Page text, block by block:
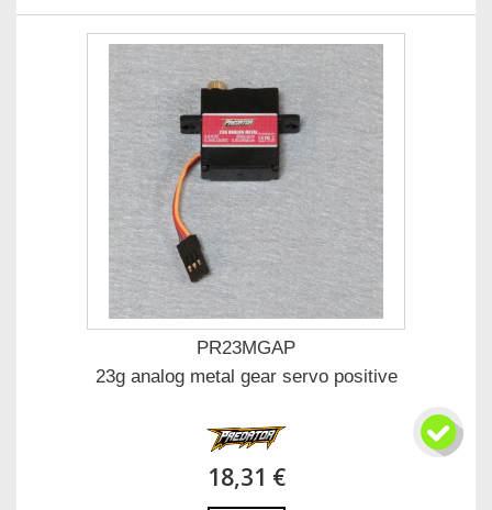
PR23MGAP
23g analog metal gear servo positive
18,31 €